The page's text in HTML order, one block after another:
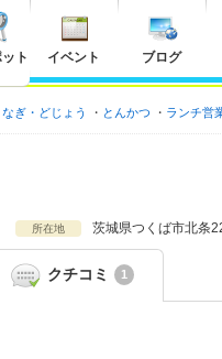
ト イベント ブログ
なぎ・どじょう とんかつ ランチ営
所在地 茨城県つくば市北条
クチコミ 1